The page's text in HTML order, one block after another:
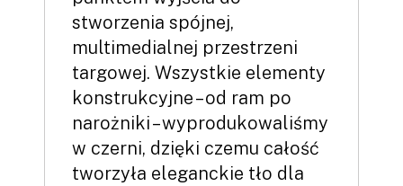
stworzenia spójnej,
multimedialnej przestrzeni
targowej. Wszystkie elementy
konstrukcyjne – od ram po
narożniki – wyprodukowaliśmy
w czerni, dzięki czemu całość
tworzyła eleganckie tło dla